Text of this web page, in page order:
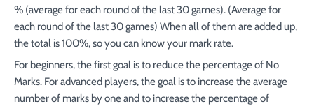
% (average for each round of the last 30 games). (Average for
each round of the last 30 games) When all of them are added up,
the total is 100%, so you can know your mark rate.
For beginners, the first goal is to reduce the percentage of No
Marks. For advanced players, the goal is to increase the average
number of marks by one and to increase the percentage of